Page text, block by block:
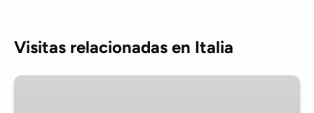
Visitas relacionadas en Italia
Excursión